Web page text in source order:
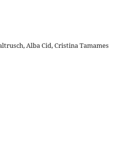
Alba Cid, Cristina Tamames